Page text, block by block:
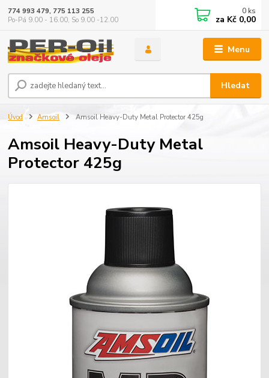
Menu
Hledat
774 993 479, 775 113 255
Po-Pá 9.00 - 16.00, So 9.00 -12.00
0 ks
za Kč 0,00
Úvod Amsoil Amsoil Heavy-Duty Metal Protector 425g
Amsoil Heavy-Duty Metal
Protector 425g